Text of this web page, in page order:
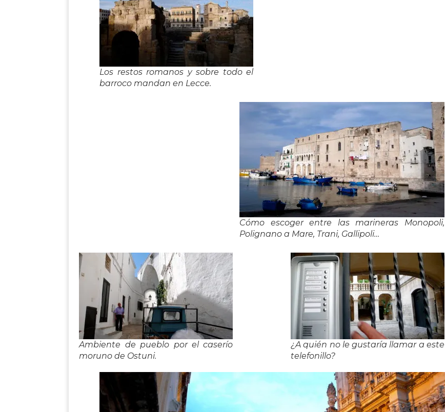
Los restos romanos y sobre todo el
barroco mandan en Lecce.
Cómo escoger entre las marineras Monopoli,
Polignano a Mare, Trani, Gallipoli…
Ambiente de pueblo por el caserío
moruno de Ostuni.
¿A quién no le gustaría llamar a este
telefonillo?